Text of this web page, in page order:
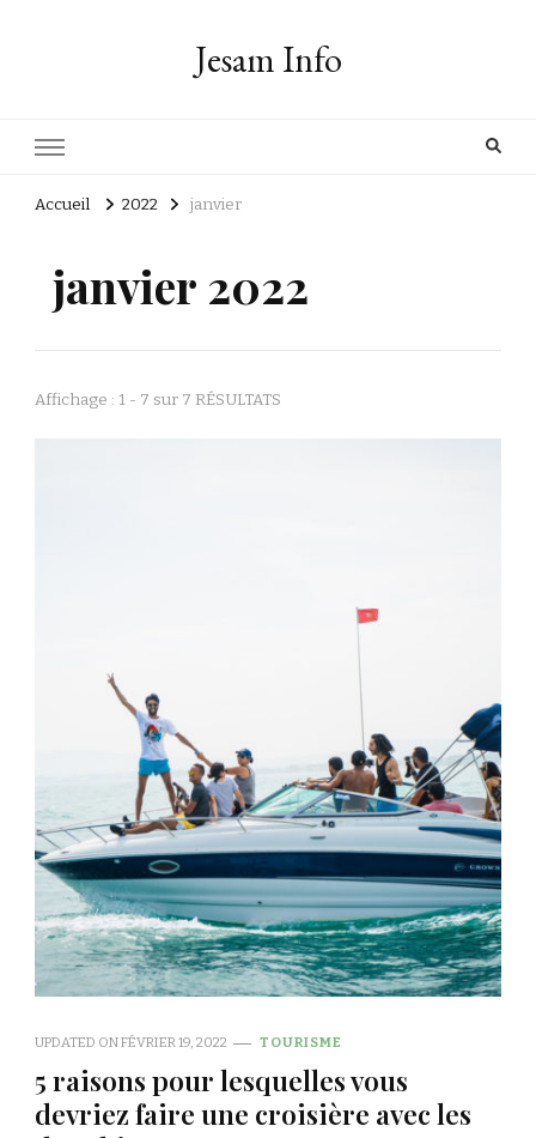
Jesam Info
Accueil 2022 janvier
janvier 2022
Affichage : 1 - 7 sur 7 RÉSULTATS
UPDATED ONFÉVRIER 19, 2022 TOURISME
5 raisons pour lesquelles vous
devriez faire une croisière avec les